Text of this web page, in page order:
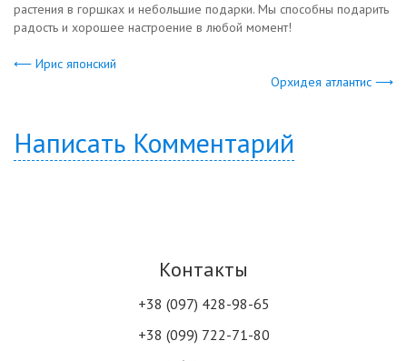
растения в горшках и небольшие подарки. Мы способны подарить
радость и хорошее настроение в любой момент!
⟵ Ирис японский
Орхидея атлантис ⟶
Написать Комментарий
Контакты
+38 (097) 428-98-65
+38 (099) 722-71-80